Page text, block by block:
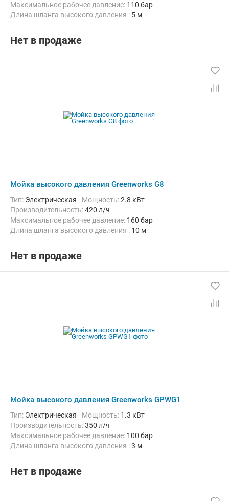
Максимальное рабочее давление: 110 бар
Длина шланга высокого давления : 5 м
Нет в продаже
Мойка высокого давления Greenworks G8
Тип: Электрическая Мощность:2.8 кВт
Производительность:420 л/ч
Максимальное рабочее давление: 160 бар
Длина шланга высокого давления : 10 м
Нет в продаже
Мойка высокого давления Greenworks GPWG1
Тип: Электрическая Мощность: 1.3 кВт
Производительность:350 л/ч
Максимальное рабочее давление: 100 бар
Длина шланга высокого давления :3 м
Нет в продаже